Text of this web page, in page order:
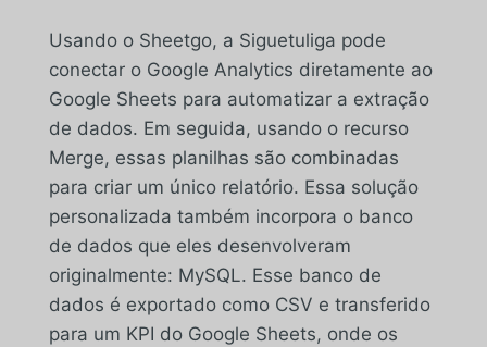
Usando o Sheetgo, a Siguetuliga pode
conectar o Google Analytics diretamente ao
Google Sheets para automatizar a extração
de dados. Em seguida, usando o recurso
Merge, essas planilhas são combinadas
para criar um único relatório. Essa solução
personalizada também incorpora o banco
de dados que eles desenvolveram
originalmente: MySQL. Esse banco de
dados é exportado como CSV e transferido
para um KPI do Google Sheets, onde os